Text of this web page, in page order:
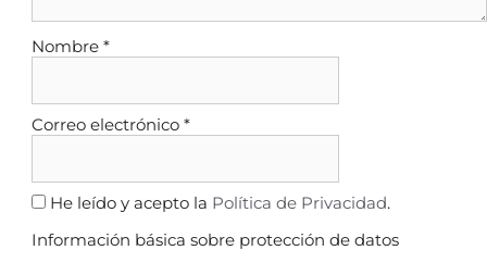
Nombre *
Correo electrónico *
He leído y acepto la Política de Privacidad.
Información básica sobre protección de datos